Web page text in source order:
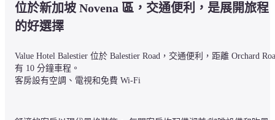
位於新加坡 Novena 區，交通便利，是展開旅程
的好選擇
Value Hotel Balestier 位於 Balestier Road，交通便利，距離 Orchard
有 10 分鐘車程。
客房設有空調、電視和免費 Wi-Fi